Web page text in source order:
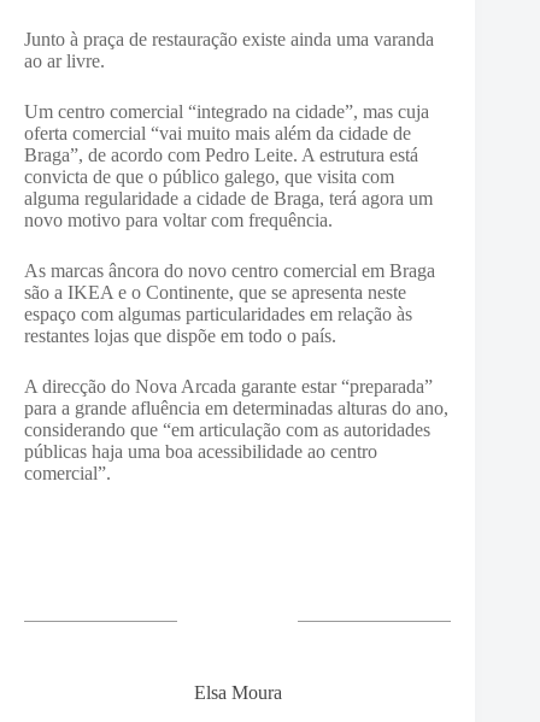
Junto à praça de restauração existe ainda uma varanda
ao ar livre.
Um centro comercial “integrado na cidade”, mas cuja
oferta comercial “vai muito mais além da cidade de
Braga”, de acordo com Pedro Leite. A estrutura está
convicta de que o público galego, que visita com
alguma regularidade a cidade de Braga, terá agora um
novo motivo para voltar com frequência.
As marcas âncora do novo centro comercial em Braga
são a IKEA e o Continente, que se apresenta neste
espaço com algumas particularidades em relação às
restantes lojas que dispõe em todo o país.
A direcção do Nova Arcada garante estar “preparada”
para a grande afluência em determinadas alturas do ano,
considerando que “em articulação com as autoridades
públicas haja uma boa acessibilidade ao centro
comercial”.
Elsa Moura